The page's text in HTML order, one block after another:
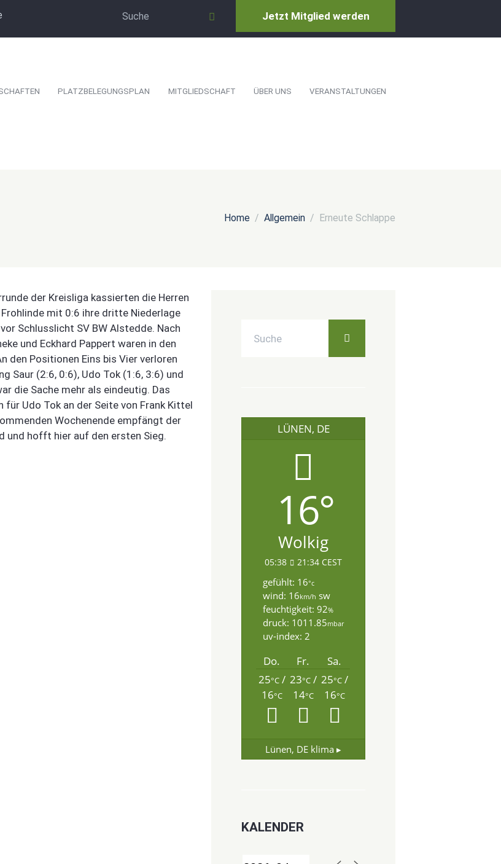
Jetzt Mitglied werden
PLATZBELEGUNGSPLAN MITGLIEDSCHAFT ÜBER UNS VERANSTALTUNGEN
Home Allgemein Erneute Schlappe
der Kreisliga kassierten die Herren
mit 0:6 ihre dritte Niederlage
Schlusslicht SV BW Alstedde. Nach
und Eckhard Pappert waren in den
den Positionen Eins bis Vier verloren
Saur (2:6, 0:6), Udo Tok (1:6, 3:6) und
die Sache mehr als eindeutig. Das
für Udo Tok an der Seite von Frank Kittel
Wochenende empfängt der
und hofft hier auf den ersten Sieg.
LÜNEN, DE
16°
Wolkig
05:38 21:34 CEST
gefühlt: 16°c
wind: 16km/h sw
feuchtigkeit: 92%
druck: 1011.85mbar
uv-index: 2
Do. Fr.
Sa.
25°C/
16°C
23°C/
14°C
25°C/
16°C
Lünen, DE klima ▸
KALENDER